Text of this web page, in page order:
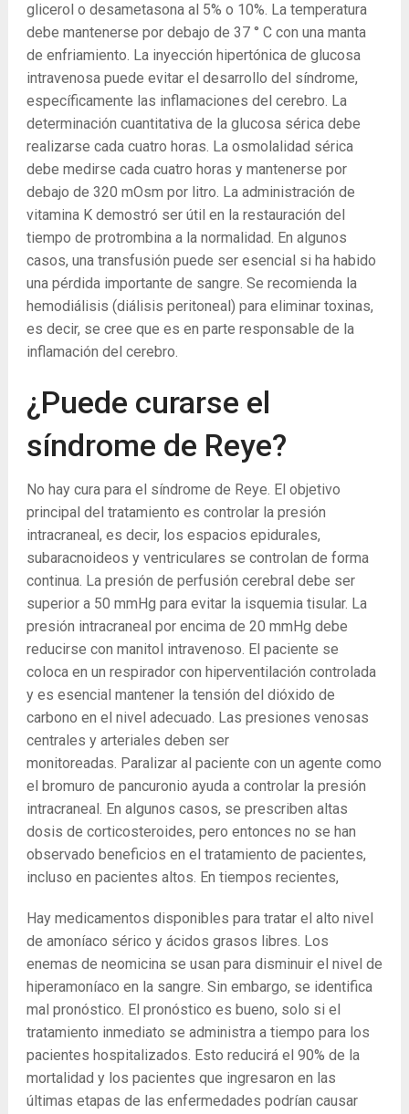
glicerol o desametasona al 5% o 10%. La temperatura
debe mantenerse por debajo de 37 ° C con una manta
de enfriamiento. La inyección hipertónica de glucosa
intravenosa puede evitar el desarrollo del síndrome,
específicamente las inflamaciones del cerebro. La
determinación cuantitativa de la glucosa sérica debe
realizarse cada cuatro horas. La osmolalidad sérica
debe medirse cada cuatro horas y mantenerse por
debajo de 320 mOsm por litro. La administración de
vitamina K demostró ser útil en la restauración del
tiempo de protrombina a la normalidad. En algunos
casos, una transfusión puede ser esencial si ha habido
una pérdida importante de sangre. Se recomienda la
hemodiálisis (diálisis peritoneal) para eliminar toxinas,
es decir, se cree que es en parte responsable de la
inflamación del cerebro.
¿Puede curarse el
síndrome de Reye?
No hay cura para el síndrome de Reye. El objetivo
principal del tratamiento es controlar la presión
intracraneal, es decir, los espacios epidurales,
subaracnoideos y ventriculares se controlan de forma
continua. La presión de perfusión cerebral debe ser
superior a 50 mmHg para evitar la isquemia tisular. La
presión intracraneal por encima de 20 mmHg debe
reducirse con manitol intravenoso. El paciente se
coloca en un respirador con hiperventilación controlada
y es esencial mantener la tensión del dióxido de
carbono en el nivel adecuado. Las presiones venosas
centrales y arteriales deben ser
monitoreadas. Paralizar al paciente con un agente como
el bromuro de pancuronio ayuda a controlar la presión
intracraneal. En algunos casos, se prescriben altas
dosis de corticosteroides, pero entonces no se han
observado beneficios en el tratamiento de pacientes,
incluso en pacientes altos. En tiempos recientes,
Hay medicamentos disponibles para tratar el alto nivel
de amoníaco sérico y ácidos grasos libres. Los
enemas de neomicina se usan para disminuir el nivel de
hiperamoníaco en la sangre. Sin embargo, se identifica
mal pronóstico. El pronóstico es bueno, solo si el
tratamiento inmediato se administra a tiempo para los
pacientes hospitalizados. Esto reducirá el 90% de la
mortalidad y los pacientes que ingresaron en las
últimas etapas de las enfermedades podrían causar